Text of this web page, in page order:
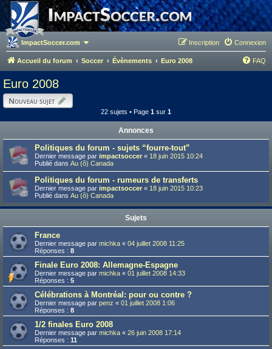
ImpactSoccer.com Connexion
Inscription
Accueil du forum Soccer Évènements Euro 2008 FAQ
Euro 2008
Nouveau sujet
22 sujets • Page 1 sur 1
Annonces
Politiques du forum - sujets “fourre-tout”
Dernier message par impactsoccer « 18 juin 2015 10:24
Publié dans Au (ô) Canada
Politiques du forum - rumeurs de transferts
Dernier message par impactsoccer « 18 juin 2015 10:23
Publié dans Au (ô) Canada
Sujets
France
Dernier message par michka « 04 juillet 2008 11:25
Réponses : 8
Finale Euro 2008: Allemagne-Espagne
Dernier message par michka « 01 juillet 2008 14:33
Réponses : 5
Célébrations à Montréal: pour ou contre ?
Dernier message par penz « 01 juillet 2008 1:06
Réponses : 8
1/2 finales Euro 2008
Dernier message par michka « 26 juin 2008 17:14
Réponses : 11